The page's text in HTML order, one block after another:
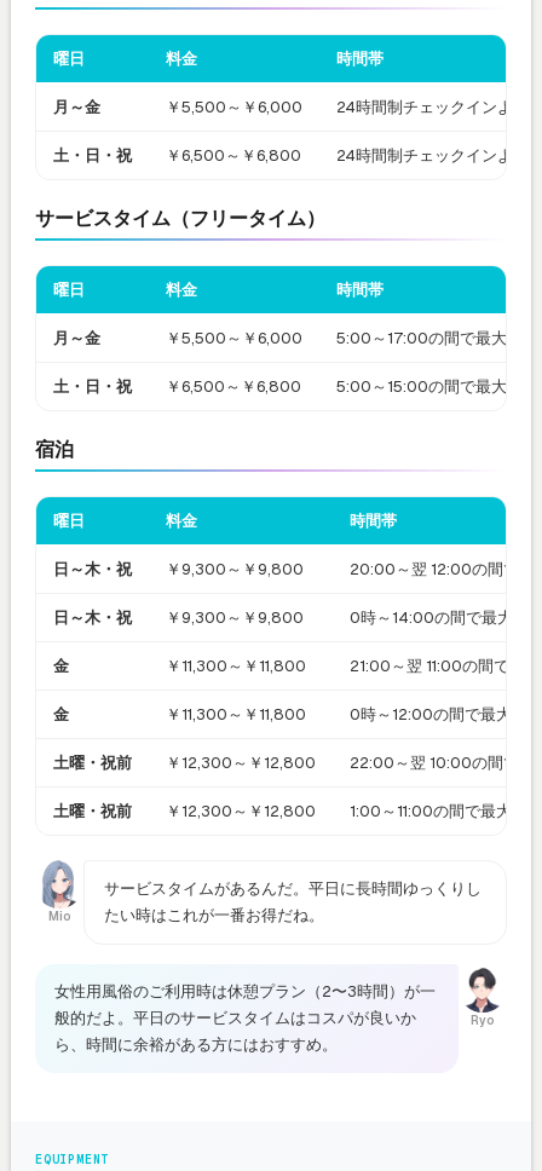
曜日 料金 時間帯
月～金 ￥5,500～￥6,000 24時間制チェックインより
土・日・祝 ￥6,500～￥6,800 24時間制チェックインより
サービスタイム（フリータイム）
曜日 料金 時間帯
月～金 ￥5,500～￥6,000 5:00～17:00の間で最大 12
土・日・祝 ￥6,500～￥6,800 5:00～15:00の間で最大 10
宿泊
曜日 料金 時間帯
日～木・祝 ￥9,300～￥9,800 20:00～翌 12:00の間で最
日～木・祝 ￥9,300～￥9,800 0時～14:00の間で最大 14
金 ￥11,300～￥11,800 21:00～翌 11:00の間で最
金 ￥11,300～￥11,800 0時～12:00の間で最大 12
土曜・祝前 ￥12,300～￥12,800 22:00～翌 10:00の間で最
土曜・祝前 ￥12,300～￥12,800 1:00～11:00の間で最大 10
Mio
サービスタイムがあるんだ。平日に長時間ゆっくりし
たい時はこれが一番お得だね。
Ryo
女性用風俗のご利用時は休憩プラン（2〜3時間）が一
般的だよ。平日のサービスタイムはコスパが良いか
ら、時間に余裕がある方にはおすすめ。
EQUIPMENT